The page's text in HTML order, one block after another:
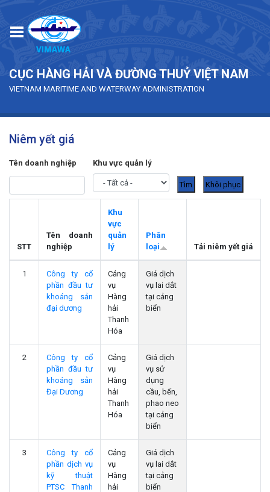
CỤC HÀNG HẢI VÀ ĐƯỜNG THUỶ VIỆT NAM
VIETNAM MARITIME AND WATERWAY ADMINISTRATION
Niêm yết giá
Tên doanh nghiệp Khu vực quản lý
STT
Tên doanh
nghiệp
Khu
vực
quản
lý
Phân
loại
Tải niêm yết giá
1
Công ty cổ
phần đầu tư
khoáng sản
đại dương
Cảng
vụ
Hàng
hải
Thanh
Hóa
Giá dịch
vụ lai dắt
tại cảng
biển
2
Công ty cổ
phần đầu tư
khoáng sản
Đại Dương
Cảng
vụ
Hàng
hải
Thanh
Hóa
Giá dịch
vụ sử
dụng
cầu, bến,
phao neo
tại cảng
biển
3
Công ty cổ
phần dịch vụ
kỹ thuật
PTSC Thanh
Cảng
vụ
Hàng
hải
Giá dịch
vụ lai dắt
tại cảng
biển